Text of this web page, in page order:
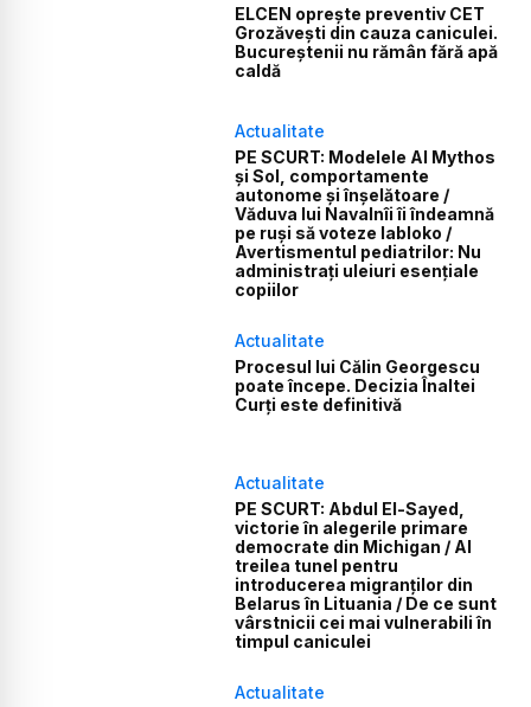
ELCEN oprește preventiv CET
Grozăvești din cauza caniculei.
Bucureștenii nu rămân fără apă
caldă
Actualitate
PE SCURT: Modelele AI Mythos
și Sol, comportamente
autonome și înșelătoare /
Văduva lui Navalnîi îi îndeamnă
pe ruși să voteze Iabloko /
Avertismentul pediatrilor: Nu
administrați uleiuri esențiale
copiilor
Actualitate
Procesul lui Călin Georgescu
poate începe. Decizia Înaltei
Curți este definitivă
Actualitate
PE SCURT: Abdul El-Sayed,
victorie în alegerile primare
democrate din Michigan / Al
treilea tunel pentru
introducerea migranților din
Belarus în Lituania / De ce sunt
vârstnicii cei mai vulnerabili în
timpul caniculei
Actualitate